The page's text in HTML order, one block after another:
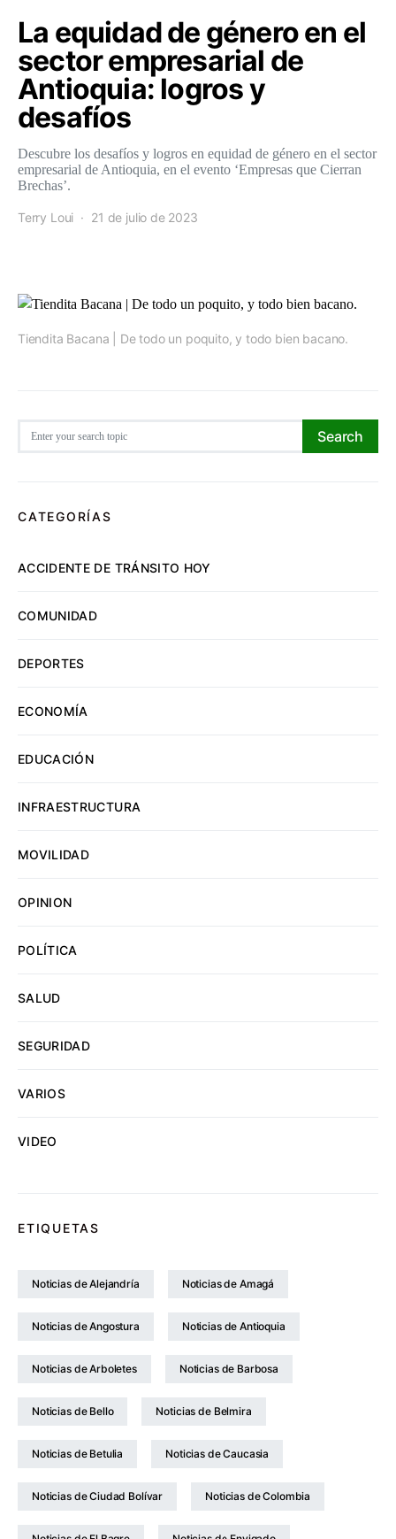
La equidad de género en el
sector empresarial de
Antioquia: logros y
desafíos
Descubre los desafíos y logros en equidad de género en el sector
empresarial de Antioquia, en el evento ‘Empresas que Cierran
Brechas’.
Terry Loui 21 de julio de 2023
Tiendita Bacana | De todo un poquito, y todo bien bacano.
Search
CATEGORÍAS
ACCIDENTE DE TRÁNSITO HOY
COMUNIDAD
DEPORTES
ECONOMÍA
EDUCACIÓN
INFRAESTRUCTURA
MOVILIDAD
OPINION
POLÍTICA
SALUD
SEGURIDAD
VARIOS
VIDEO
ETIQUETAS
Noticias de Alejandría Noticias de Amagá
Noticias de Angostura Noticias de Antioquia
Noticias de Arboletes Noticias de Barbosa
Noticias de Bello Noticias de Belmira
Noticias de Betulia Noticias de Caucasia
Noticias de Ciudad Bolívar Noticias de Colombia